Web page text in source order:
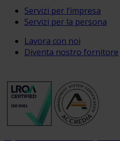
Servizi per l’impresa
Servizi per la persona
Lavora con noi
Diventa nostro fornitore